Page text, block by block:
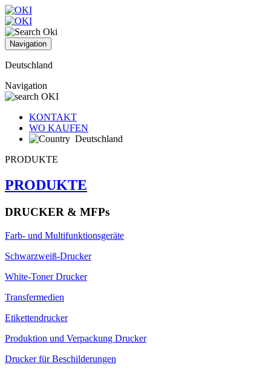
Navigation
Deutschland
Navigation
KONTAKT
WO KAUFEN
Deutschland
PRODUKTE
PRODUKTE
DRUCKER & MFPs
Farb- und Multifunktionsgeräte
Schwarzweiß-Drucker
White-Toner Drucker
Transfermedien
Etikettendrucker
Produktion und Verpackung Drucker
Drucker für Beschilderungen